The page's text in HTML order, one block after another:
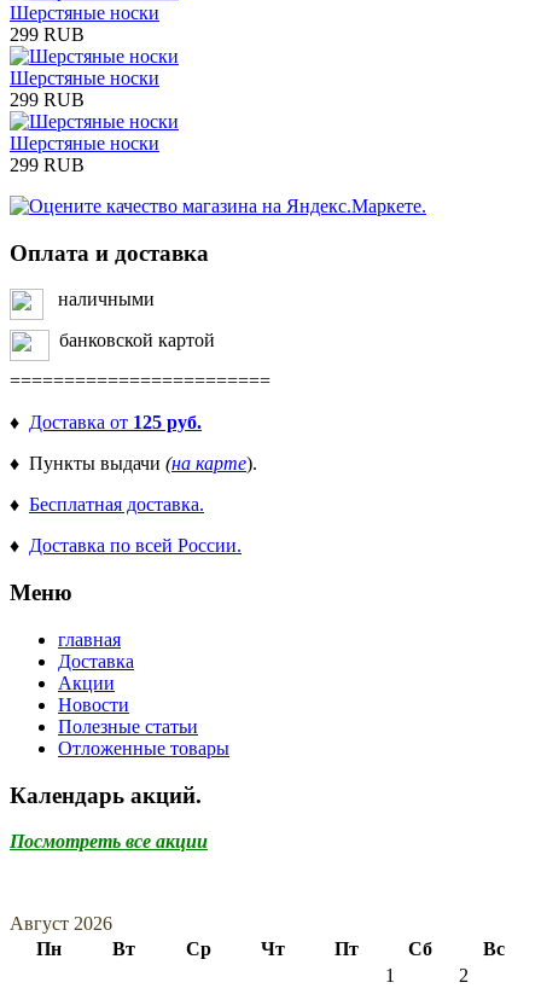
Шерстяные носки
299 RUB
Шерстяные носки
299 RUB
Шерстяные носки
299 RUB
Оплата и доставка
наличными
банковской картой
========================
♦ Доставка от 125 руб.
♦ Пункты выдачи (на карте).
♦ Бесплатная доставка.
♦ Доставка по всей России.
Меню
главная
Доставка
Акции
Новости
Полезные статьи
Отложенные товары
Календарь акций.
Посмотреть все акции
Август 2026
Пн
Вт Ср Чт Пт Сб
Вс
1
2